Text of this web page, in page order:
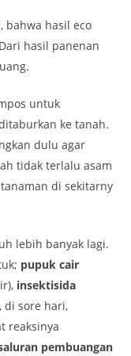
bahwa hasil eco
hasil panenan
untuk
ke tanah.
dulu agar
tidak terlalu asam
di sekitarny
lebih banyak lagi.
pupuk cair
insektisida
di sore hari,
reaksinya
pembuangan